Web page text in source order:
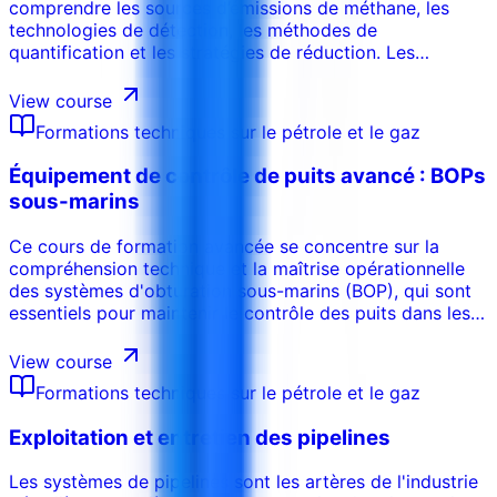
comprendre les sources d’émissions de méthane, les
technologies de détection, les méthodes de
quantification et les stratégies de réduction. Les
LDAR, monitoring équipements, réduction du torchage et
du venting, reporting et amélioration continue de la
performance méthane.
View course
Formations techniques sur le pétrole et le gaz
Équipement de contrôle de puits avancé : BOPs
sous-marins
Ce cours de formation avancée se concentre sur la
compréhension technique et la maîtrise opérationnelle
des systèmes d'obturation sous-marins (BOP), qui sont
essentiels pour maintenir le contrôle des puits dans les
pour des professionnels expérimentés, ce cours propose
un examen complet des composants des BOP sous-
marins, des systèmes de contrôle, des mécanismes
d'arrêt d'urgence et des meilleures pratiques de
maintenance. L'accent est mis sur la complexité, le coût
opérationnel élevé et la gestion des risques associés au
contrôle des puits sous-marins. Les participants
View course
Formations techniques sur le pétrole et le gaz
Exploitation et entretien des pipelines
Les systèmes de pipelines sont les artères de l'industrie